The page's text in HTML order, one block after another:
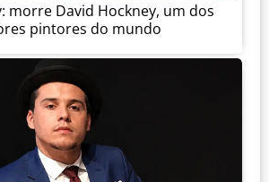
morre David Hockney, um dos
pintores do mundo